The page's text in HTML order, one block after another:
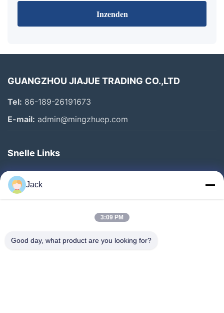
Inzenden
GUANGZHOU JIAJUE TRADING CO.,LTD
Tel: 86-189-26191673
E-mail: admin@mingzhuep.com
Snelle Links
Thuis
Producten
Kwaliteitscontrole
Jack
3:09 PM
Good day, what product are you looking for?